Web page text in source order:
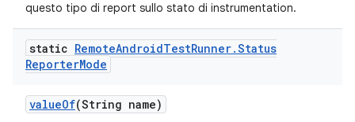
questo tipo di report sullo stato di instrumentation.
static RemoteAndroidTestRunner.Status
ReporterMode
valueOf(String name)